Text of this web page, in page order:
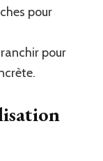
pour
pour